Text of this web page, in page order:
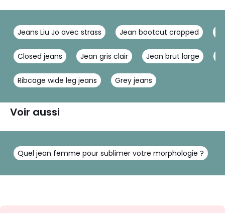
Jeans Liu Jo avec strass Jean bootcut cropped
Closed jeans Jean gris clair Jean brut large
Ribcage wide leg jeans Grey jeans
Voir aussi
Quel jean femme pour sublimer votre morphologie ?